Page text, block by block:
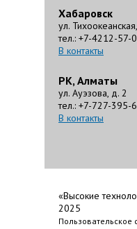
Хабаровск
ул.
тел.: +7-4212-57-
В контакты
РК, Алматы
ул. Ауэзова, д. 2
тел.: +7-727-395-
В контакты
«Высокие
2025
Пользовательское